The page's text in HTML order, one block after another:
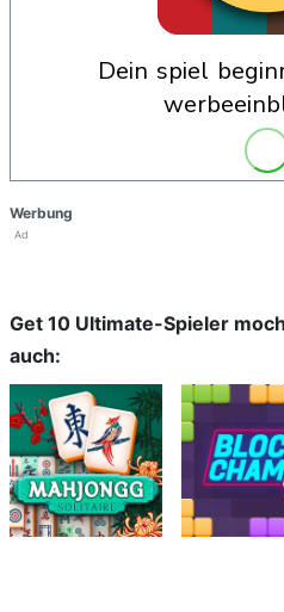
dein spiel beginnt nach dieser
Werbung
Ad
Get 10 Ultimate-Spieler
auch: